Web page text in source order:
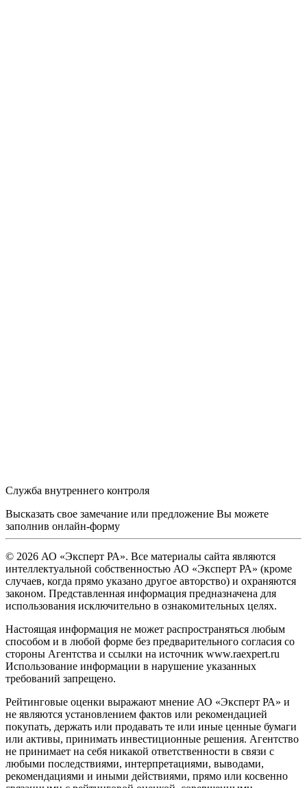
Служба внутреннего контроля
Высказать свое замечание или предложение Вы можете
заполнив онлайн-форму
© 2026 АО «Эксперт РА». Все материалы сайта являются
интеллектуальной собственностью АО «Эксперт РА» (кроме
случаев, когда прямо указано другое авторство) и охраняются
законом. Представленная информация предназначена для
использования исключительно в ознакомительных целях.
Настоящая информация не может распространяться любым
способом и в любой форме без предварительного согласия со
стороны Агентства и ссылки на источник www.raexpert.ru
Использование информации в нарушение указанных
требований запрещено.
Рейтинговые оценки выражают мнение АО «Эксперт РА» и
не являются установлением фактов или рекомендацией
покупать, держать или продавать те или иные ценные бумаги
или активы, принимать инвестиционные решения. Агентство
не принимает на себя никакой ответственности в связи с
любыми последствиями, интерпретациями, выводами,
рекомендациями и иными действиями, прямо или косвенно